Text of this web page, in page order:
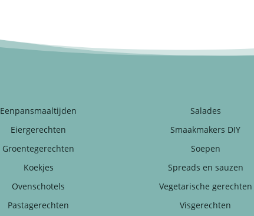
Eenpansmaaltijden
Eiergerechten
Groentegerechten
Koekjes
Ovenschotels
Pastagerechten
Salades
Smaakmakers DIY
Soepen
Spreads en sauzen
Vegetarische gerechten
Visgerechten